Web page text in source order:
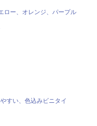
ロー、オレンジ、パープル
すい、色込みビニタイ